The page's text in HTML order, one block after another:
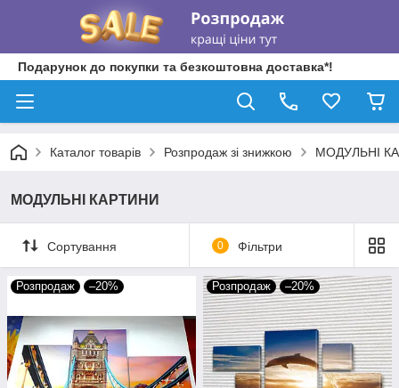
Подарунок до покупки та безкоштовна доставка*!
Каталог товарів Розпродаж зі знижкою МОДУЛЬНІ
МОДУЛЬНІ КАРТИНИ
Сортування 0 Фільтри
Розпродаж –20% Розпродаж –20%